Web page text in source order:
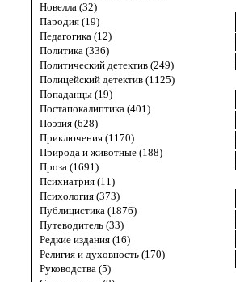
Новелла (32)
Пародия (19)
Педагогика (12)
Политика (336)
Политический детектив (249)
Полицейский детектив (1125)
Попаданцы (19)
Постапокалиптика (401)
Поэзия (628)
Приключения (1170)
Природа и животные (188)
Проза (1691)
Психиатрия (11)
Психология (373)
Публицистика (1876)
Путеводитель (33)
Редкие издания (16)
Религия и духовность (170)
Руководства (5)